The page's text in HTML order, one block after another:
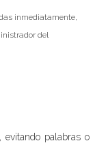
inmediatamente,
del
evitando palabras o